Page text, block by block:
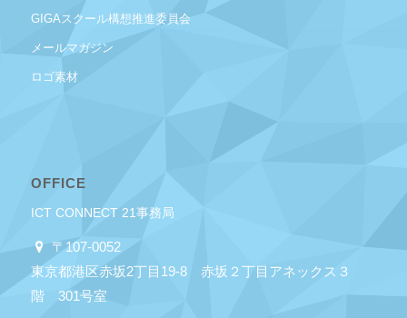
GIGAスクール構想推進委員会
メールマガジン
ロゴ素材
OFFICE
ICT CONNECT 21事務局
〒107-0052
東京都港区赤坂2丁目19-8 赤坂２丁目アネックス３
階 301号室